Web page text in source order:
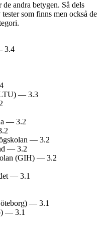
andra betygen. Så dels
som finns men också de
3.4
— 3.3
— 3.2
— 3.2
— 3.2
(GIH) — 3.2
— 3.1
— 3.1
— 3.1